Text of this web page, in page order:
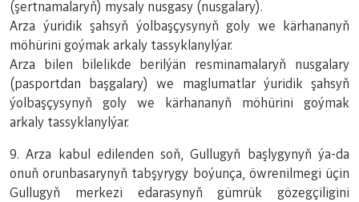
(şertnamalaryň) mysaly nusgasy (nusgalary).
Arza ýuridik şahsyň ýolbaşçysynyň goly we kärhananyň
möhürini goýmak arkaly tassyklanylýar.
Arza bilen bilelikde berilýän resminamalaryň nusgalary
(pasportdan başgalary) we maglumatlar ýuridik şahsyň
ýolbaşçysynyň goly we kärhananyň möhürini goýmak
arkaly tassyklanylýar.
9. Arza kabul edilenden soň, Gullugyň başlygynyň ýa-da
onuň orunbasarynyň tabşyrygy boýunça, öwrenilmegi üçin
Gullugyň merkezi edarasynyň gümrük gözegçiligini